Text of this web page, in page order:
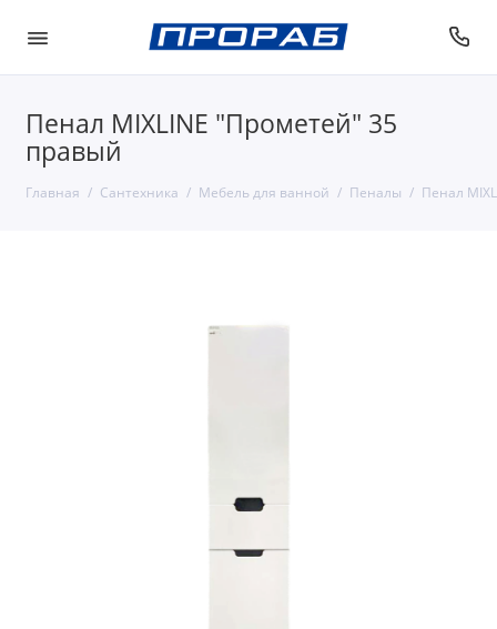
Пенал MIXLINE "Прометей" 35
правый
Главная Сантехника Мебель для ванной Пеналы Пенал